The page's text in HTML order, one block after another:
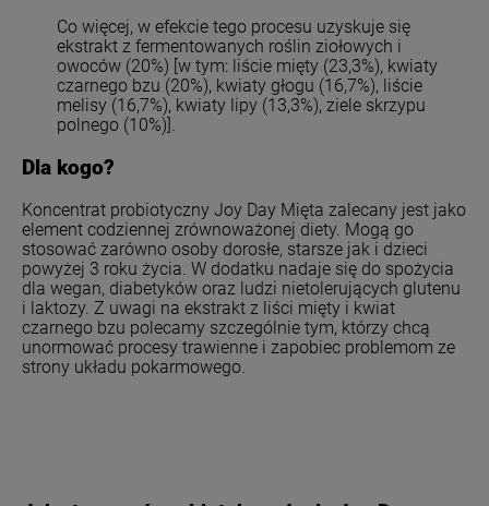
Co więcej, w efekcie tego procesu uzyskuje się
ekstrakt z fermentowanych roślin ziołowych i
owoców (20%) [w tym: liście mięty (23,3%), kwiaty
czarnego bzu (20%), kwiaty głogu (16,7%), liście
melisy (16,7%), kwiaty lipy (13,3%), ziele skrzypu
polnego (10%)].
Dla kogo?
Koncentrat probiotyczny Joy Day Mięta zalecany jest jako
element codziennej zrównoważonej diety. Mogą go
stosować zarówno osoby dorosłe, starsze jak i dzieci
powyżej 3 roku życia. W dodatku nadaje się do spożycia
dla wegan, diabetyków oraz ludzi nietolerujących glutenu
i laktozy. Z uwagi na ekstrakt z liści mięty i kwiat
czarnego bzu polecamy szczególnie tym, którzy chcą
unormować procesy trawienne i zapobiec problemom ze
strony układu pokarmowego.